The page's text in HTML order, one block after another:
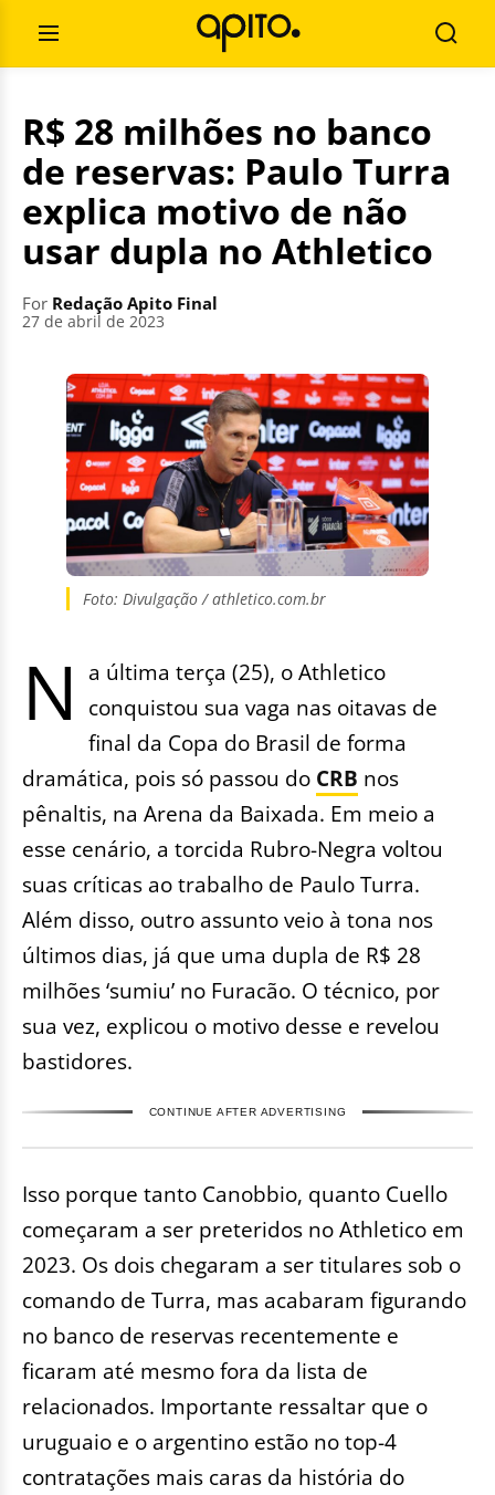
contentOpen
Menu
for:
R$ 28 milhões no banco
de reservas: Paulo Turra
explica motivo de não
usar dupla no Athletico
For Redação Apito Final
27 de abril de 2023
Foto: Divulgação / athletico.com.br
N
a última terça (25), o Athletico
conquistou sua vaga nas oitavas de
final da Copa do Brasil de forma
dramática, pois só passou do CRB nos
pênaltis, na Arena da Baixada. Em meio a
esse cenário, a torcida Rubro-Negra voltou
suas críticas ao trabalho de Paulo Turra.
Além disso, outro assunto veio à tona nos
últimos dias, já que uma dupla de R$ 28
milhões ‘sumiu’ no Furacão. O técnico, por
sua vez, explicou o motivo desse e revelou
bastidores.
CONTINUE AFTER ADVERTISING
Isso porque tanto Canobbio, quanto Cuello
começaram a ser preteridos no Athletico em
2023. Os dois chegaram a ser titulares sob o
comando de Turra, mas acabaram figurando
no banco de reservas recentemente e
ficaram até mesmo fora da lista de
relacionados. Importante ressaltar que o
uruguaio e o argentino estão no top-4
contratações mais caras da história do